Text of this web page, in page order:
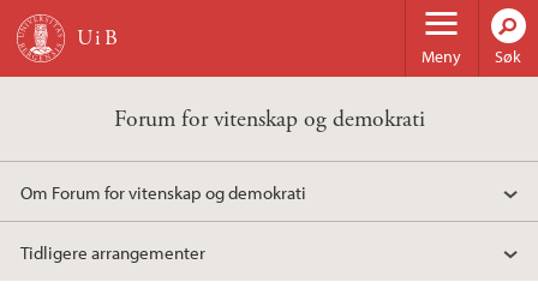
Hopp til hovedinnhold
Meny Søk
Forum for vitenskap og demokrati
Om Forum for vitenskap og demokrati
Tidligere arrangementer